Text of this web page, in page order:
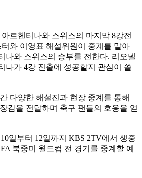
르헨티나와 스위스의 마지막 8강전
와 이영표 해설위원이 중계를 맡아
나와 스위스의 승부를 전한다. 리오넬
나가 4강 진출에 성공할지 관심이 쏠
다양한 해설진과 현장 중계를 통해
감을 전달하며 축구 팬들의 호응을 얻
일부터 12일까지 KBS 2TV에서 생중
북중미 월드컵 전 경기를 중계할 예